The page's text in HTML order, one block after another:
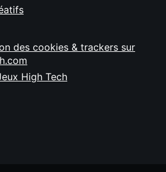
des cookies & trackers sur
High Tech